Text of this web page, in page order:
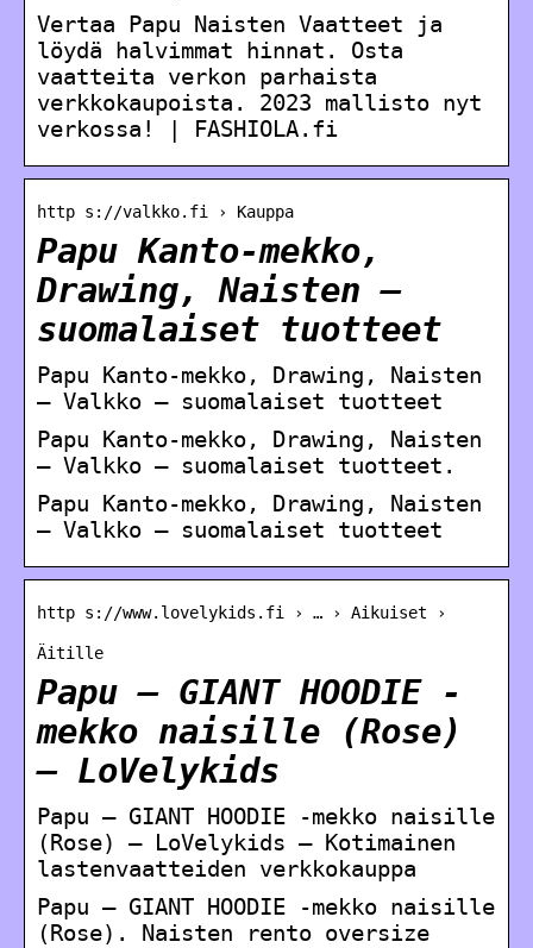
Vertaa Papu Naisten Vaatteet ja
löydä halvimmat hinnat. Osta
vaatteita verkon parhaista
verkkokaupoista. 2023 mallisto nyt
verkossa! | FASHIOLA.fi
http s://valkko.fi › Kauppa
Papu Kanto-mekko,
Drawing, Naisten –
suomalaiset tuotteet
Papu Kanto-mekko, Drawing, Naisten
– Valkko – suomalaiset tuotteet
Papu Kanto-mekko, Drawing, Naisten
– Valkko – suomalaiset tuotteet.
Papu Kanto-mekko, Drawing, Naisten
– Valkko – suomalaiset tuotteet
http s://www.lovelykids.fi › … › Aikuiset ›
Äitille
Papu – GIANT HOODIE -
mekko naisille (Rose)
– LoVelykids
Papu – GIANT HOODIE -mekko naisille
(Rose) – LoVelykids – Kotimainen
lastenvaatteiden verkkokauppa
Papu – GIANT HOODIE -mekko naisille
(Rose). Naisten rento oversize